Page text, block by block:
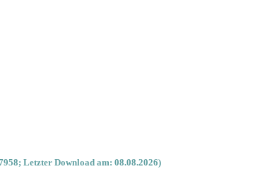
Letzter Download am: 08.08.2026)